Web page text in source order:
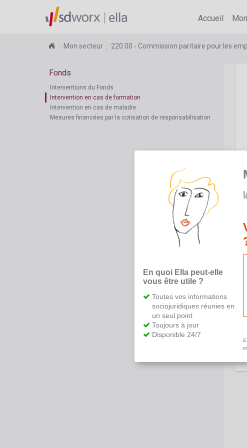
ella Accueil
Mon secteur 220.00 - Commission paritaire pour les
Fonds
Interventions du Fonds
Intervention en cas de formation
Intervention en cas de maladie
Mesures financées par la cotisation de responsabilisation
En quoi Ella peut-elle
vous être utile ?
Toutes vos informations
sociojuridiques réunies en
un seul point
Toujours à jour
Disponible 24/7